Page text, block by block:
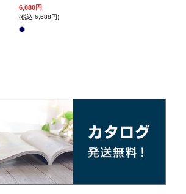
6,080円
(税込:6,688円)